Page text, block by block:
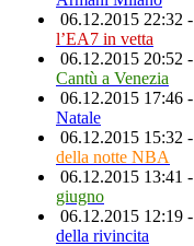
06.12.2015 22:32 -
l’EA7 in vetta
06.12.2015 20:52 -
Cantù a Venezia
06.12.2015 17:46 -
Natale
06.12.2015 15:32 -
della notte NBA
06.12.2015 13:41 -
giugno
06.12.2015 12:19 -
della rivincita